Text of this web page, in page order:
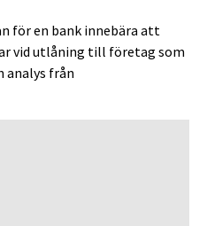
för en bank innebära att
vid utlåning till företag som
analys från